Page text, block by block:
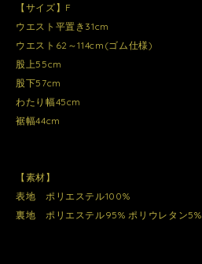
【サイズ】F
ウエスト平置き31cm
ウエスト62～114cm(ゴム仕様)
股上55cm
股下57cm
わたり幅45cm
裾幅44cm
【素材】
表地 ポリエステル100%
裏地 ポリエステル95% ポリウレタン5%